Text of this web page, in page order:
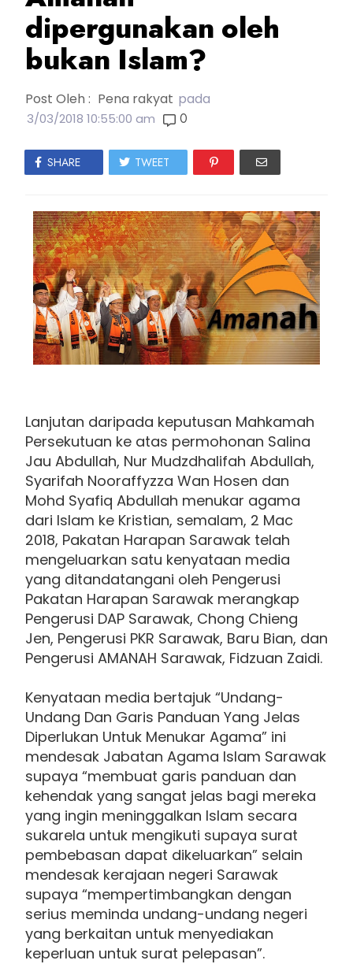
dipergunakan oleh
bukan Islam?
Post Oleh : Pena rakyat pada
3/03/2018 10:55:00 am 0
SHARE TWEET
Lanjutan daripada keputusan Mahkamah
Persekutuan ke atas permohonan Salina
Jau Abdullah, Nur Mudzdhalifah Abdullah,
Syarifah Nooraffyzza Wan Hosen dan
Mohd Syafiq Abdullah menukar agama
dari Islam ke Kristian, semalam, 2 Mac
2018, Pakatan Harapan Sarawak telah
mengeluarkan satu kenyataan media
yang ditandatangani oleh Pengerusi
Pakatan Harapan Sarawak merangkap
Pengerusi DAP Sarawak, Chong Chieng
Jen, Pengerusi PKR Sarawak, Baru Bian, dan
Pengerusi AMANAH Sarawak, Fidzuan Zaidi.
Kenyataan media bertajuk “Undang-
Undang Dan Garis Panduan Yang Jelas
Diperlukan Untuk Menukar Agama” ini
mendesak Jabatan Agama Islam Sarawak
supaya “membuat garis panduan dan
kehendak yang sangat jelas bagi mereka
yang ingin meninggalkan Islam secara
sukarela untuk mengikuti supaya surat
pembebasan dapat dikeluarkan” selain
mendesak kerajaan negeri Sarawak
supaya “mempertimbangkan dengan
serius meminda undang-undang negeri
yang berkaitan untuk menyediakan
keperluan untuk surat pelepasan”.